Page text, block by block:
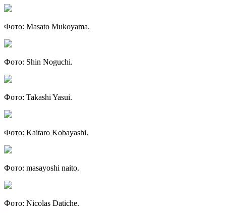
Фото: Masato Mukoyama.
Фото: Shin Noguchi.
Фото: Takashi Yasui.
Фото: Kaitaro Kobayashi.
Фото: masayoshi naito.
Фото: Nicolas Datiche.